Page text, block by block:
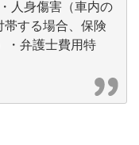
人身傷害（車内の
する場合、保険
・弁護士費用特